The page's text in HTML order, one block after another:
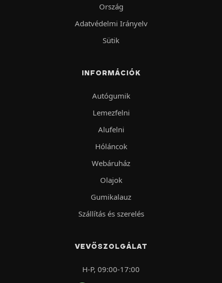
Ország
Adatvédelmi Irányelv
Sütik
INFORMÁCIÓK
Autógumik
Lemezfelni
Alufelni
Hóláncok
Webáruház
Olajok
Gumikalauz
Szállítás és szerelés
VEVŐSZOLGÁLAT
H-P, 09:00-17:00